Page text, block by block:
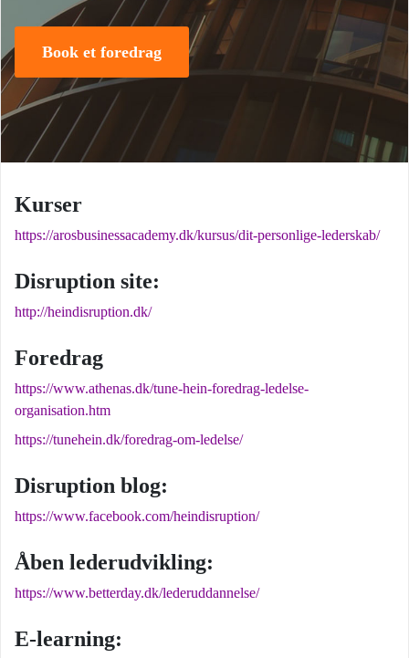
Book et foredrag
Kurser
https://arosbusinessacademy.dk/kursus/dit-personlige-lederskab/
Disruption site:
http://heindisruption.dk/
Foredrag
https://www.athenas.dk/tune-hein-foredrag-ledelse-
organisation.htm
https://tunehein.dk/foredrag-om-ledelse/
Disruption blog:
https://www.facebook.com/heindisruption/
Åben lederudvikling:
https://www.betterday.dk/lederuddannelse/
E-learning: